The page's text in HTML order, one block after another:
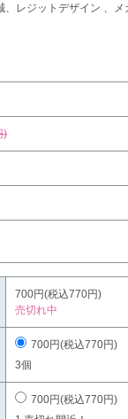
レジットデザイン 、
)
700円(税込770円)
売切れ中
700円(税込770円)
3個
700円(税込770円)